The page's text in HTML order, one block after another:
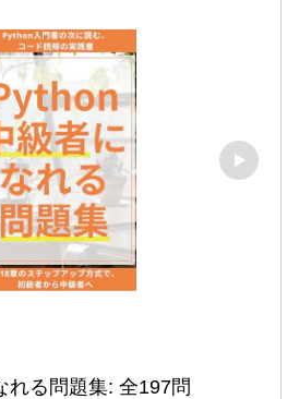
れる問題集: 全197問